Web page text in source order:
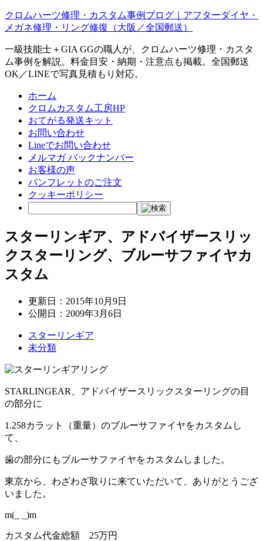
クロムハーツ修理・カスタム事例ブログ｜アフターダイヤ・
メガネ修理・リング修復（大阪／全国郵送）
一級技能士＋GIA GGの職人が、クロムハーツ修理・カスタ
ム事例を解説。料金目安・納期・注意点も掲載。全国郵送
OK／LINEで写真見積もり対応。
ホーム
クロムカスタム工房HP
おてがる発送キット
お問い合わせ
Lineでお問い合わせ
メルマガ バックナンバー
お客様の声
パンフレットのご注文
クッキーポリシー
スターリンギア、アドバイザースリッ
クスターリング、ブルーサファイヤカ
スタム
更新日： 2015年10月9日
公開日： 2009年3月6日
スターリンギア
未分類
STARLINGEAR、アドバイザースリックスターリングの目
の部分に
1.258カラット（重量）のブルーサファイヤをカスタムし
て、
歯の部分にもブルーサファイヤをカスタムしました。
東京から、わざわざ取りに来ていただいて、ありがとうござ
いました。
m(_ _)m
カスタム代金総額 25万円